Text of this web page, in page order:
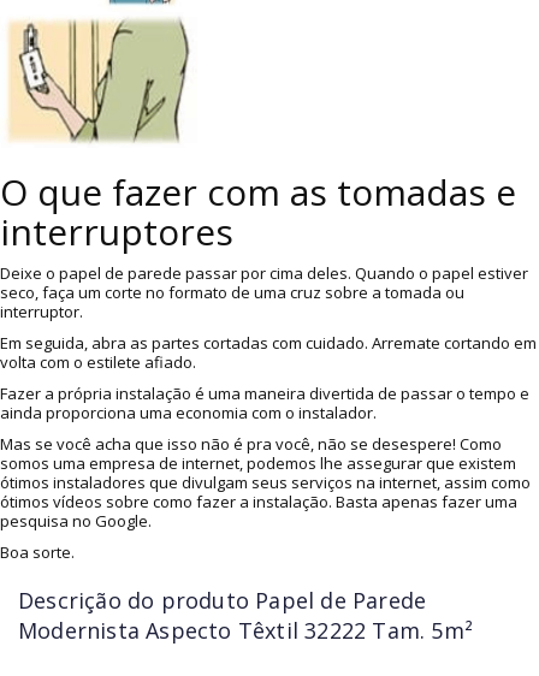
O que fazer com as tomadas e
interruptores
Deixe o papel de parede passar por cima deles. Quando o papel estiver
seco, faça um corte no formato de uma cruz sobre a tomada ou
interruptor.
Em seguida, abra as partes cortadas com cuidado. Arremate cortando em
volta com o estilete afiado.
Fazer a própria instalação é uma maneira divertida de passar o tempo e
ainda proporciona uma economia com o instalador.
Mas se você acha que isso não é pra você, não se desespere! Como
somos uma empresa de internet, podemos lhe assegurar que existem
ótimos instaladores que divulgam seus serviços na internet, assim como
ótimos vídeos sobre como fazer a instalação. Basta apenas fazer uma
pesquisa no Google.
Boa sorte.
Descrição do produto Papel de Parede
Modernista Aspecto Têxtil 32222 Tam. 5m²